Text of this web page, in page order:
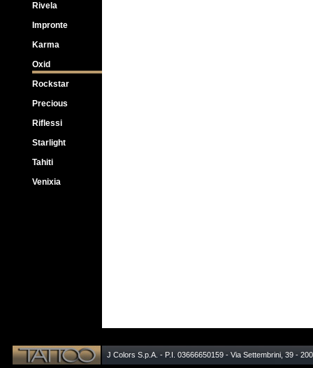
Rivela
Impronte
Karma
Oxid
Rockstar
Precious
Riflessi
Starlight
Tahiti
Venixia
J Colors S.p.A. - P.I. 03666650159 - Via Settembrini, 39 -